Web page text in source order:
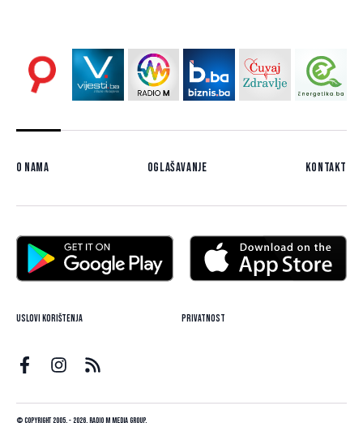
O nama Oglašavanje Kontakt
Uslovi korištenja Privatnost
© Copyright 2005. - 2026. Radio M Media Group.